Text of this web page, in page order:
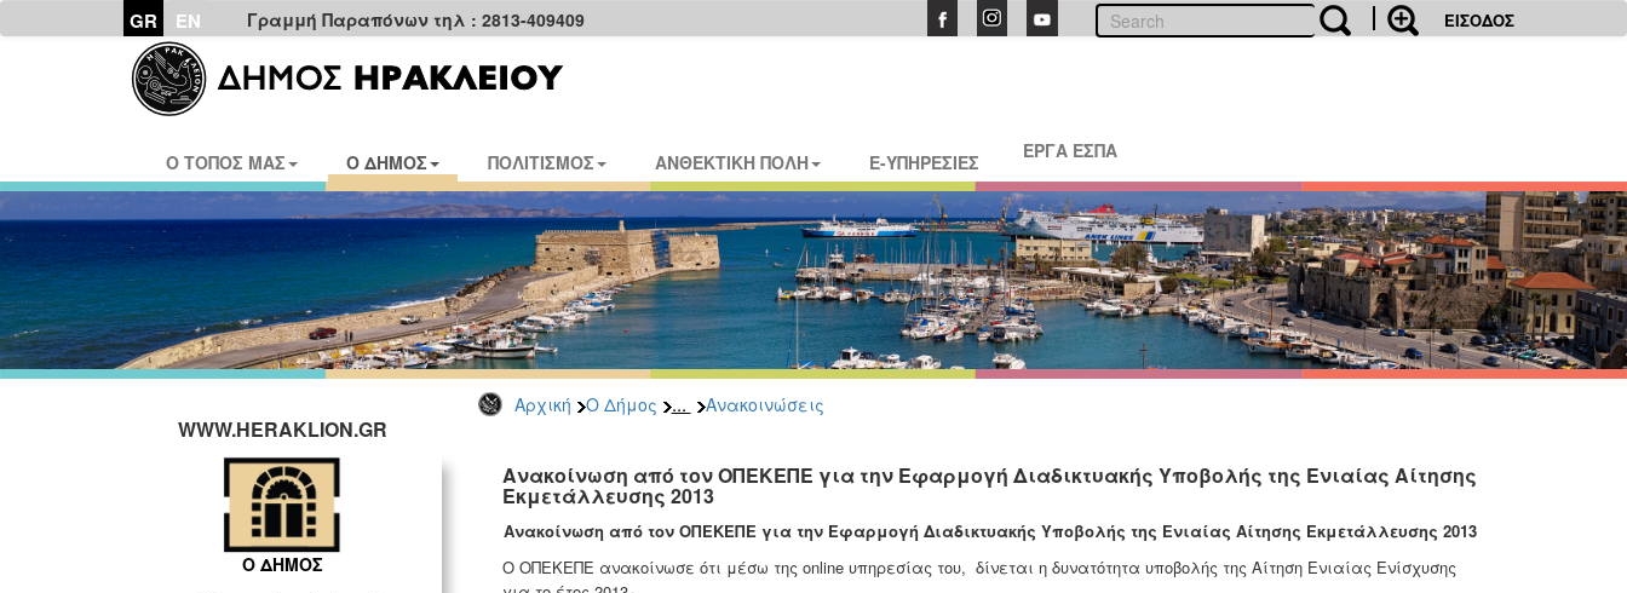
GR EN Γραμμή Παραπόνων τηλ : 2813-409409 ΕΙΣΟΔΟΣ
Ο ΤΟΠΟΣ ΜΑΣ Ο ΔΗΜΟΣ ΠΟΛΙΤΙΣΜΟΣ ΑΝΘΕΚΤΙΚΗ ΠΟΛΗ E-ΥΠΗΡΕΣΙΕΣ ΕΡΓΑ ΕΣΠΑ
Αρχική Ο Δήμος ... Ανακοινώσεις
WWW.HERAKLION.GR
Ο ΔΗΜΟΣ
Ανακοίνωση από τον ΟΠΕΚΕΠΕ για την Εφαρμογή Διαδικτυακής Υποβολής της Ενιαίας Αίτησης
Εκμετάλλευσης 2013
Ανακοίνωση από τον ΟΠΕΚΕΠΕ για την Εφαρμογή Διαδικτυακής Υποβολής της Ενιαίας Αίτησης Εκμετάλλευσης 2013
Ο ΟΠΕΚΕΠΕ ανακοίνωσε ότι μέσω της online υπηρεσίας του, δίνεται η δυνατότητα υποβολής της Αίτηση Ενιαίας Ενίσχυσης